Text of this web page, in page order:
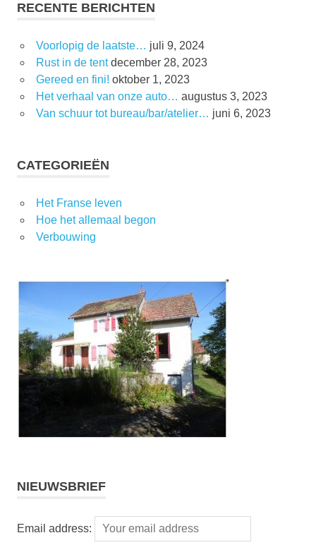
RECENTE BERICHTEN
Voorlopig de laatste… juli 9, 2024
Rust in de tent december 28, 2023
Gereed en fini! oktober 1, 2023
Het verhaal van onze auto… augustus 3, 2023
Van schuur tot bureau/bar/atelier… juni 6, 2023
CATEGORIEËN
Het Franse leven
Hoe het allemaal begon
Verbouwing
NIEUWSBRIEF
Email address: